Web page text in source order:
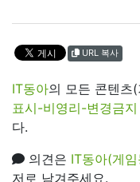
URL 복사
IT동아의 모든 콘텐츠
표시-비영리-변경금
다.
의견은 IT동아(게
저로 남겨주세요.